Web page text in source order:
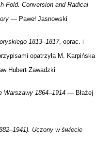
Fold. Conversion and Radical
— Paweł Jasnowski
1813–1817, oprac. i
opatrzyła M. Karpińska
Hubert Zawadzki
Warszawy 1864–1914 — Błażej
Uczony w świecie